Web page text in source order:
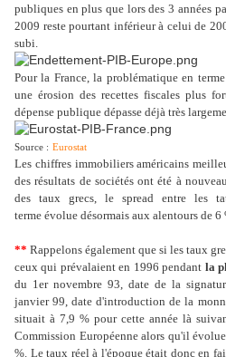
publiques en plus que lors des 3 années
2009 reste pourtant inférieur à celui de
subi.
Pour la France, la problématique en
une érosion des recettes fiscales plus
dépense publique dépasse déjà très
Source : Eurostat
Les chiffres immobiliers américains
des résultats de sociétés ont été à
des taux grecs, le spread entre les
terme évolue désormais aux alentours de 6
** Rappelons également que si les taux
ceux qui prévalaient en 1996 pendant la
du 1er novembre 93, date de la
janvier 99, date d'introduction de la
situait à 7,9 % pour cette année là
Commission Européenne alors qu'il
%. Le taux réel à l'époque était donc en